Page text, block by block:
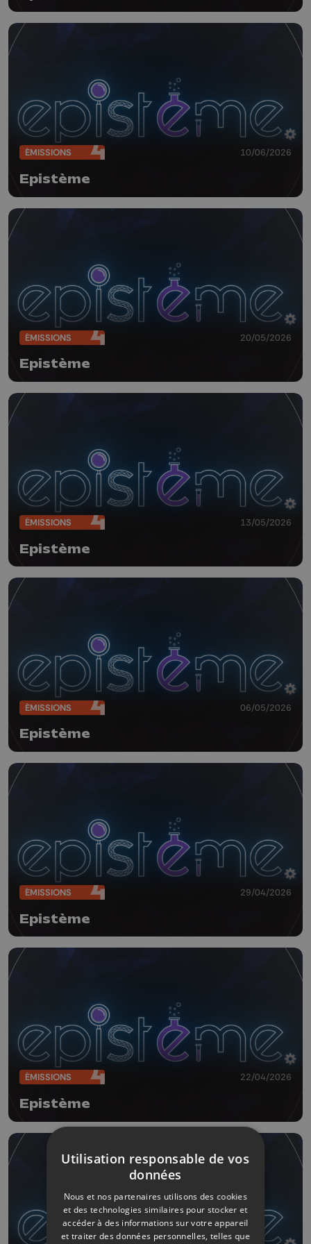
ÉMISSIONS 10/06/2026
Epistème
ÉMISSIONS 20/05/2026
Epistème
ÉMISSIONS 13/05/2026
Epistème
ÉMISSIONS 06/05/2026
Epistème
ÉMISSIONS 29/04/2026
Epistème
ÉMISSIONS 22/04/2026
Epistème
Utilisation responsable de vos
données
Nous et nos partenaires utilisons des cookies
et des technologies similaires pour stocker et
accéder à des informations sur votre appareil
et traiter des données personnelles, telles que